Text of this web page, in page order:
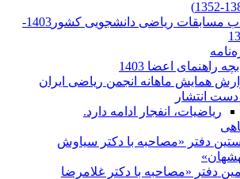
کتاب مسابقات ریاضی دانشجویی کشور1403-
راهنمای اعضا 1403
همایش ماهانه انجمن ریاضی ایران
انتشار
ریاضیات، انفجار ادامه دارد.
دفتر «مصاحبه با دکتر سیاوش
دفتر «مصاحبه با دکتر غلامرضا